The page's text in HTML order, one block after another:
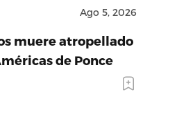
Ago 5, 2026
muere atropellado
de Ponce